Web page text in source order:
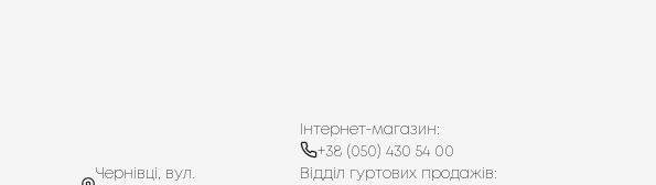
Чернівці, вул.
Інтернет-магазин:
+38 (050) 430 54 00
Відділ гуртових продажів: